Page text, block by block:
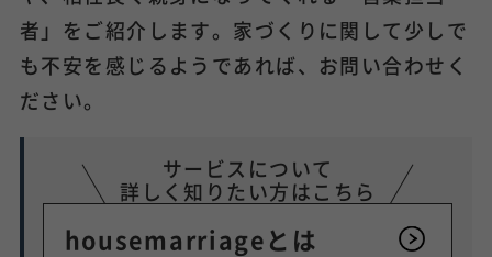
者」をご紹介します。家づくりに関して少しで
も不安を感じるようであれば、お問い合わせく
ださい。
サービスについて
詳しく知りたい方はこちら
housemarriageとは